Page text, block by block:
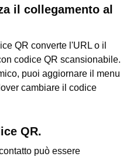
il collegamento al
QR converte l'URL o il
codice QR scansionabile.
puoi aggiornare il menu
cambiare il codice
QR.
può essere